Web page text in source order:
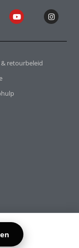
retourbeleid
UDEN